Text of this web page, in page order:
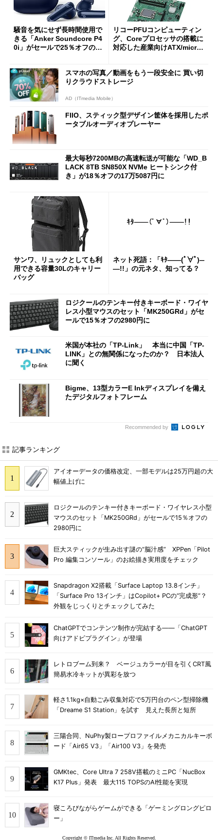
騒音を気にせず長時間使用で
きる「Anker Soundcore P4
0i」がセールで25％オフの59
リコーPFUコンピューティン
グ、Coreプロセッサの搭載に
対応した産業向けATX/micro
スマホの写真／動画をもう一段安全に 買い切
りクラウドストレージ
AD（ITmedia Mobile）
FIIO、スティック型デザイン筐体を採用したポ
ータブルオーディオプレーヤー
最大毎秒7200MBの高速転送が可能な「WD_B
LACK 8TB SN850X NVMe ヒートシンク付
き」が18％オフの17万5087円に
サンワ、リュックとしても利
用できる容量30Lのキャリー
バッグ
ネット死語：「ｷﾀ――(ﾟ∀ﾟ)―
―!!」の元ネタ、知ってる？
ロジクールのテンキー付きキーボード・ワイヤ
レス小型マウスのセット「MK250GRd」がセ
ールで15％オフの2980円に
米国が本社の「TP-Link」 本当に中国「TP-
LINK」との無関係になったのか？ 日本法人
に聞く
Bigme、13型カラーE Inkディスプレイを備え
たデジタルフォトフレーム
Recommended by
記事ランキング
アイオーデータの価格改定、一部モデルは25万円超の大
幅値上げに
ロジクールのテンキー付きキーボード・ワイヤレス小型
マウスのセット「MK250GRd」がセールで15％オフの
2980円に
巨大スティックが生み出す謎の“脳汁感” XPPen「Pilot
Pro 編集コンソール」のお絵描き実用度をチェック
Snapdragon X2搭載「Surface Laptop 13.8インチ」
「Surface Pro 13インチ」はCopilot+ PCの“完成形”？
外観をじっくりとチェックしてみた
ChatGPTでコンテンツ制作が完結する――「ChatGPT
向けアドビプラグイン」が登場
レトロブーム到来？ ベージュカラーが目を引くCRT風
簡易水冷キットが異彩を放つ
軽さ1.1kg×自動ごみ収集対応で5万円台のペン型掃除機
「Dreame S1 Station」を試す 見えた長所と短所
三陽合同、NuPhy製ロープロファイルメカニカルキーボ
ード「Air65 V3」「Air100 V3」を発売
GMKtec、Core Ultra 7 258V搭載のミニPC「NucBox
K17 Plus」発表 最大115 TOPSのAI性能を実現
寝ころびながらゲームができる「ゲーミングロングピロ
ー」
Copyright © ITmedia Inc. All Rights Reserved.